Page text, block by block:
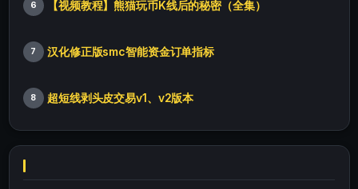
6 【视频教程】熊猫玩币K线后的秘密（全集）
7 汉化修正版smc智能资金订单指标
8 超短线剥头皮交易v1、v2版本